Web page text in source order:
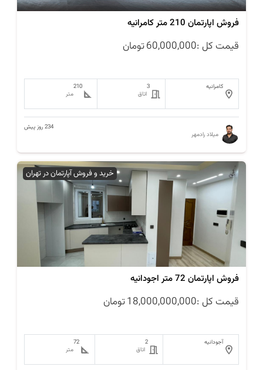
فروش اپارتمان 210 متر کامرانیه
قیمت کل :60,000,000تومان
کامرانیه
3
اتاق
210
متر
میلاد رادمهر
234 روز پیش
خرید و فروش آپارتمان در تهران
فروش اپارتمان 72 متر اجودانیه
قیمت کل :18,000,000,000تومان
آجودانیه
2
اتاق
72
متر